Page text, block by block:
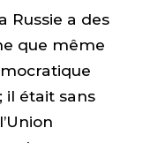
Russie a des
que même
il était sans